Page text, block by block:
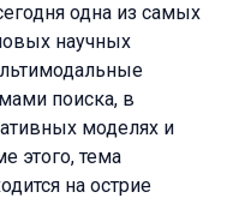
одна из самых
научных
поиска, в
моделях и
этого, тема
на острие